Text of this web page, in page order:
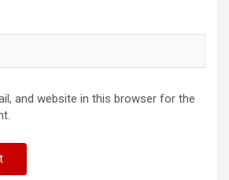
and website in this browser for the